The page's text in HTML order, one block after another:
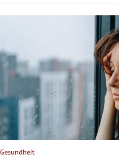
Untermenü
Untermenü
Untermenü
Gesundheit